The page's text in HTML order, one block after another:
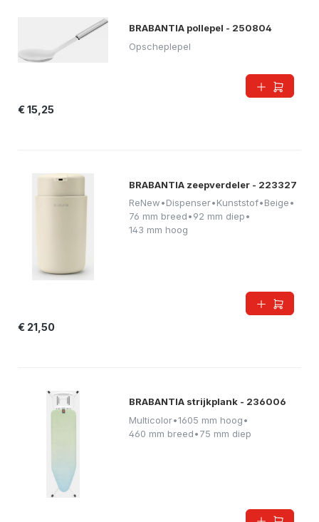
BRABANTIA pollepel - 250804
Opscheplepel
€ 15,25
BRABANTIA zeepverdeler - 223327
ReNew•Dispenser•Kunststof•Beige•
76 mm breed•92 mm diep•
143 mm hoog
€ 21,50
BRABANTIA strijkplank - 236006
Multicolor•1605 mm hoog•
460 mm breed•75 mm diep